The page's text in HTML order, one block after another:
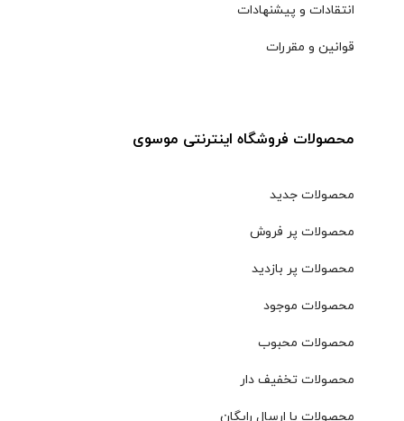
انتقادات و پیشنهادات
قوانین و مقررات
محصولات فروشگاه اینترنتی موسوی
محصولات جدید
محصولات پر فروش
محصولات پر بازدید
محصولات موجود
محصولات محبوب
محصولات تخفیف دار
محصولات با ارسال رایگان